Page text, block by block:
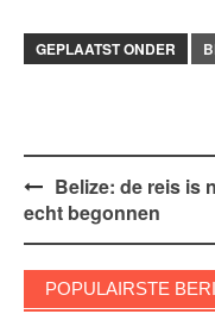
GEPLAATST ONDER
Bericht
navigatie
Belize: de reis is
echt begonnen
POPULAIRSTE